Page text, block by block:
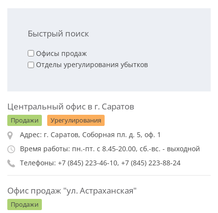
Быстрый поиск
Офисы продаж
Отделы урегулирования убытков
Центральный офис в г. Саратов
Продажи Урегулирования
Адрес: г. Саратов, Соборная пл. д. 5, оф. 1
Время работы: пн.-пт. с 8.45-20.00, сб.-вс. - выходной
Телефоны: +7 (845) 223-46-10, +7 (845) 223-88-24
Офис продаж "ул. Астраханская"
Продажи